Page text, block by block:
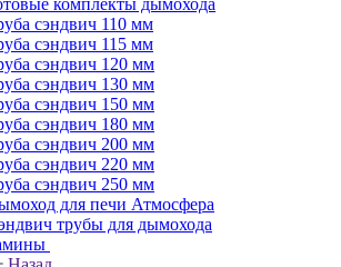
комплекты дымохода
сэндвич 110 мм
сэндвич 115 мм
сэндвич 120 мм
сэндвич 130 мм
сэндвич 150 мм
сэндвич 180 мм
сэндвич 200 мм
сэндвич 220 мм
сэндвич 250 мм
для печи Атмосфера
трубы для дымохода